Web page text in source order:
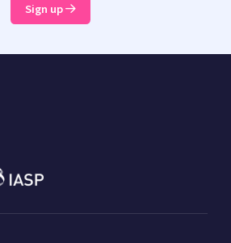
Sign up